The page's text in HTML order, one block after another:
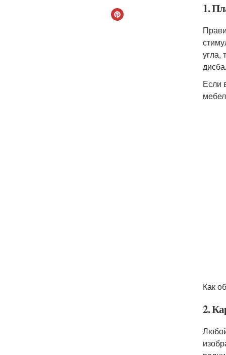
1.
угла,
Если
Как
2.